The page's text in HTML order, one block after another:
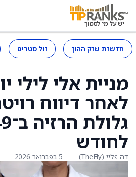
חדשות שוק ההון וול סטריט
מניית אלי לילי
לאחר דיווח
לחודש
דה פליי (TheFly) 5 בפברואר 2026